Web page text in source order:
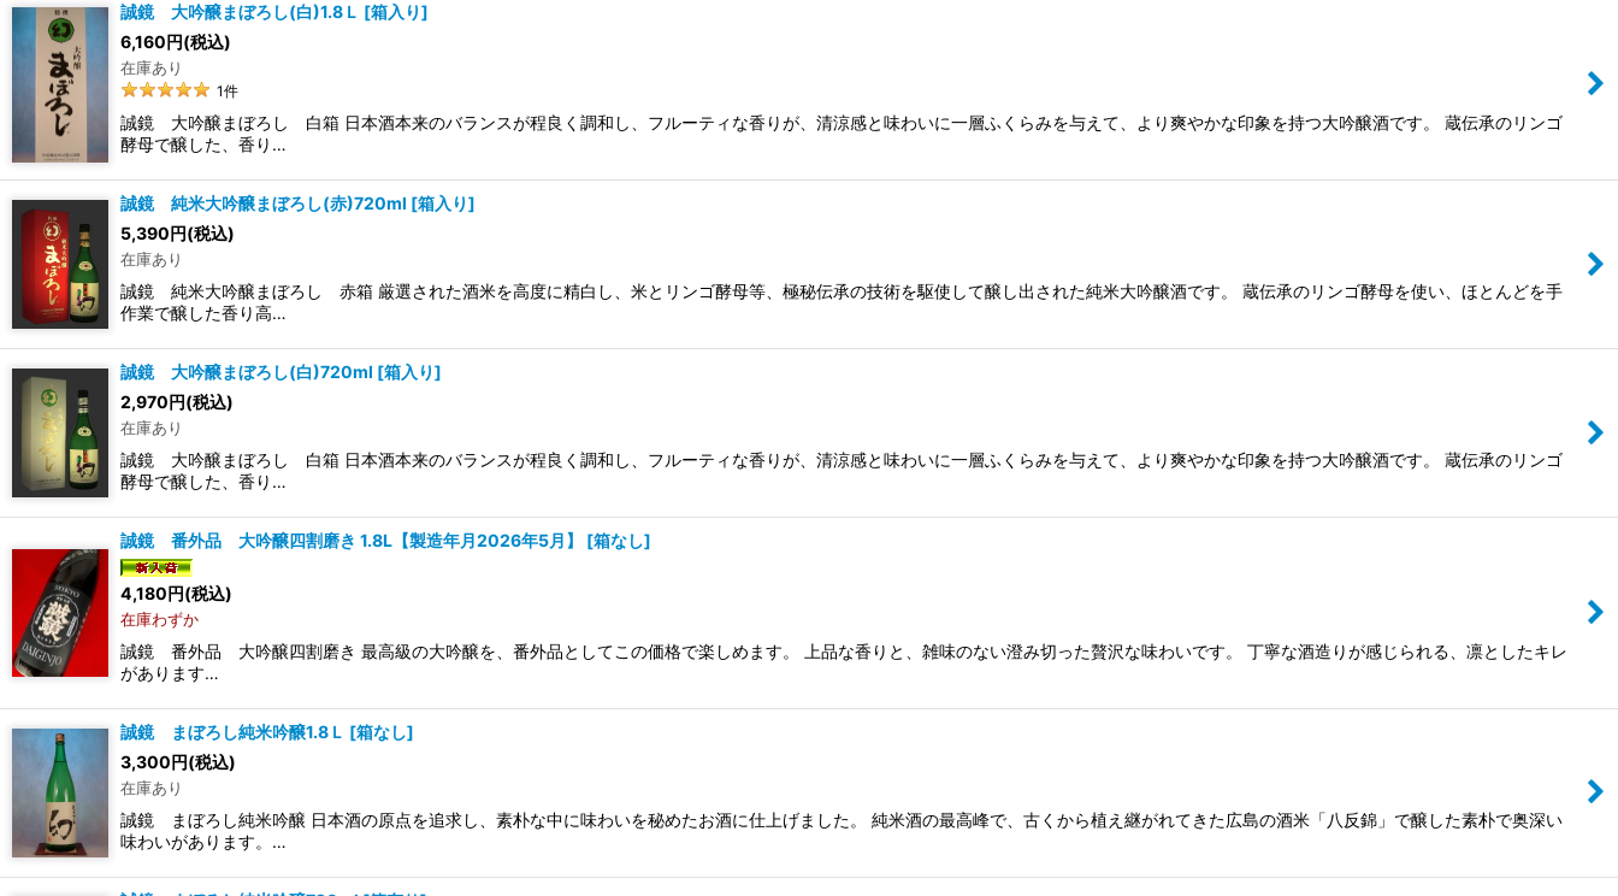
誠鏡 大吟醸まぼろし(白)1.8Ｌ [箱入り]
6,160 円(税込)
在庫あり
1件
誠鏡 大吟醸まぼろし 白箱 日本酒本来のバランスが程良く調和し、フルーティな香りが、清涼感と味わいに一層ふくらみを与えて、より爽やかな印象を持つ大吟醸酒です。 蔵伝承のリンゴ
酵母で醸した、香り…
誠鏡 純米大吟醸まぼろし(赤)720ml [箱入り]
5,390円(税込)
在庫あり
誠鏡 純米大吟醸まぼろし 赤箱 厳選された酒米を高度に精白し、米とリンゴ酵母等、極秘伝承の技術を駆使して醸し出された純米大吟醸酒です。 蔵伝承のリンゴ酵母を使い、ほとんどを手
作業で醸した香り高…
誠鏡 大吟醸まぼろし(白)720ml [箱入り]
2,970円(税込)
在庫あり
誠鏡 大吟醸まぼろし 白箱 日本酒本来のバランスが程良く調和し、フルーティな香りが、清涼感と味わいに一層ふくらみを与えて、より爽やかな印象を持つ大吟醸酒です。 蔵伝承のリンゴ
酵母で醸した、香り…
誠鏡 番外品 大吟醸四割磨き 1.8L【製造年月2026年5月】 [箱なし]
4,180円(税込)
在庫わずか
誠鏡 番外品 大吟醸四割磨き 最高級の大吟醸を、番外品としてこの価格で楽しめます。 上品な香りと、雑味のない澄み切った贅沢な味わいです。 丁寧な酒造りが感じられる、凛としたキレ
があります…
誠鏡 まぼろし純米吟醸1.8Ｌ [箱なし]
3,300円(税込)
在庫あり
誠鏡 まぼろし純米吟醸 日本酒の原点を追求し、素朴な中に味わいを秘めたお酒に仕上げました。 純米酒の最高峰で、古くから植え継がれてきた広島の酒米「八反錦」で醸した素朴で奥深い
味わいがあります。…